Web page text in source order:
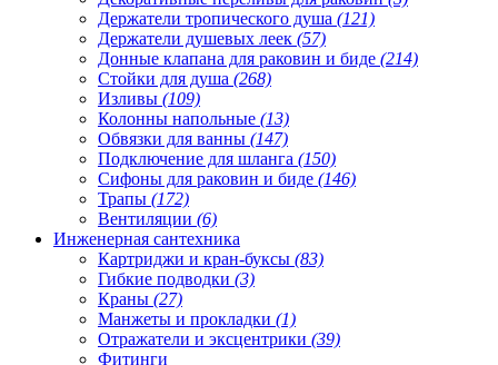
Держатели тропического душа (121)
Держатели душевых леек (57)
Донные клапана для раковин и биде (214)
Стойки для душа (268)
Изливы (109)
Колонны напольные (13)
Обвязки для ванны (147)
Подключение для шланга (150)
Сифоны для раковин и биде (146)
Трапы (172)
Вентиляции (6)
Инженерная сантехника
Картриджи и кран-буксы (83)
Гибкие подводки (3)
Краны (27)
Манжеты и прокладки (1)
Отражатели и эксцентрики (39)
Фитинги